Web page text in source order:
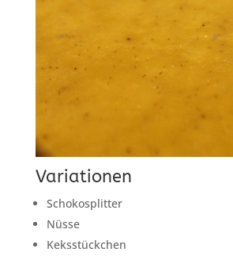
Variationen
Schokosplitter
Nüsse
Keksstückchen